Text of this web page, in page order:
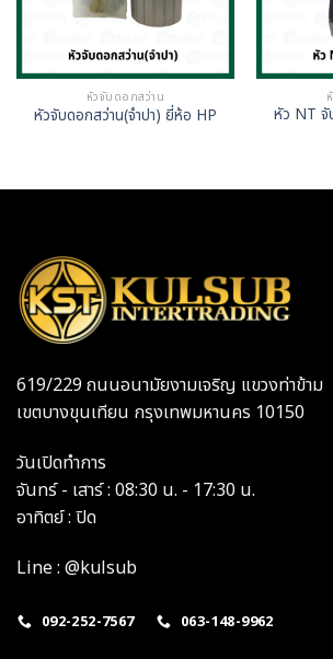
หัวจับดอกสว่าน
หัวจับดอกสว่าน(จำปา) ยี่ห้อ HP
หัว NT จั
619/229 ถนนอนามัยงามเจริญ แขวงท่าข้าม
เขตบางขุนเทียน กรุงเทพมหานคร 10150
วันเปิดทำการ
จันทร์ - เสาร์ : 08:30 น. - 17:30 น.
อาทิตย์ : ปิด
Line : @kulsub
092-252-7567 063-148-9962